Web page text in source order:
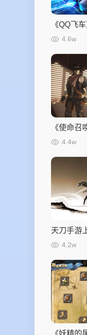
《QQ飞
创意总结
4.6w
《使命召
设计4.4w
天刀手游
灰线，讲
4.2w
《妖精的